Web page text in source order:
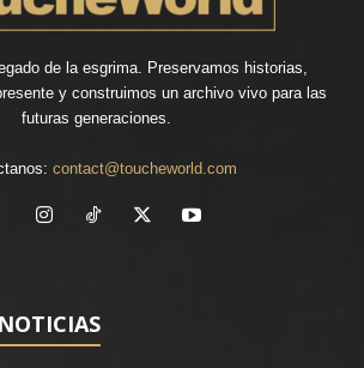
de la esgrima. Preservamos historias,
y construimos un archivo vivo para las
futuras generaciones.
contact@toucheworld.com